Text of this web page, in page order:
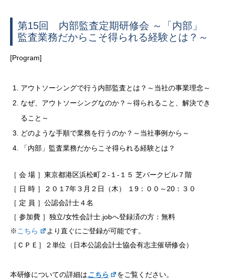
第15回 内部監査定期研修会 ～「内部」
監査業務だからこそ得られる経験とは？～
[Program]
アウトソーシングで行う内部監査とは？～当社の事業理念～
なぜ、アウトソーシングなのか？～得られること、解決でき
ること～
どのような手順で業務を行うのか？～当社事例から～
「内部」監査業務だからこそ得られる経験とは？
［ 会 場 ］東京都港区浜松町２-１-１５ 芝パークビル７階
［ 日 時 ］２０１7年３月２日（木） １9：００～20：３０
［ 定 員 ］公認会計士４名
［ 参加費 ］独立/女性会計士.jobへ登録済の方：無料
※ こちら
より直ぐにご登録が可能です。
［ＣＰＥ］２単位（日本公認会計士協会有志主催研修会）
本研修についての詳細はこちら をご覧ください。